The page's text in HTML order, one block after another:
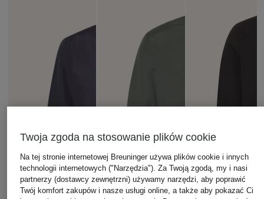
Twoja zgoda na stosowanie plików cookie
Na tej stronie internetowej Breuninger używa plików cookie i innych
technologii internetowych ("Narzędzia"). Za Twoją zgodą, my i nasi
partnerzy (dostawcy zewnętrzni) używamy narzędzi, aby poprawić
Twój komfort zakupów i nasze usługi online, a także aby pokazać Ci